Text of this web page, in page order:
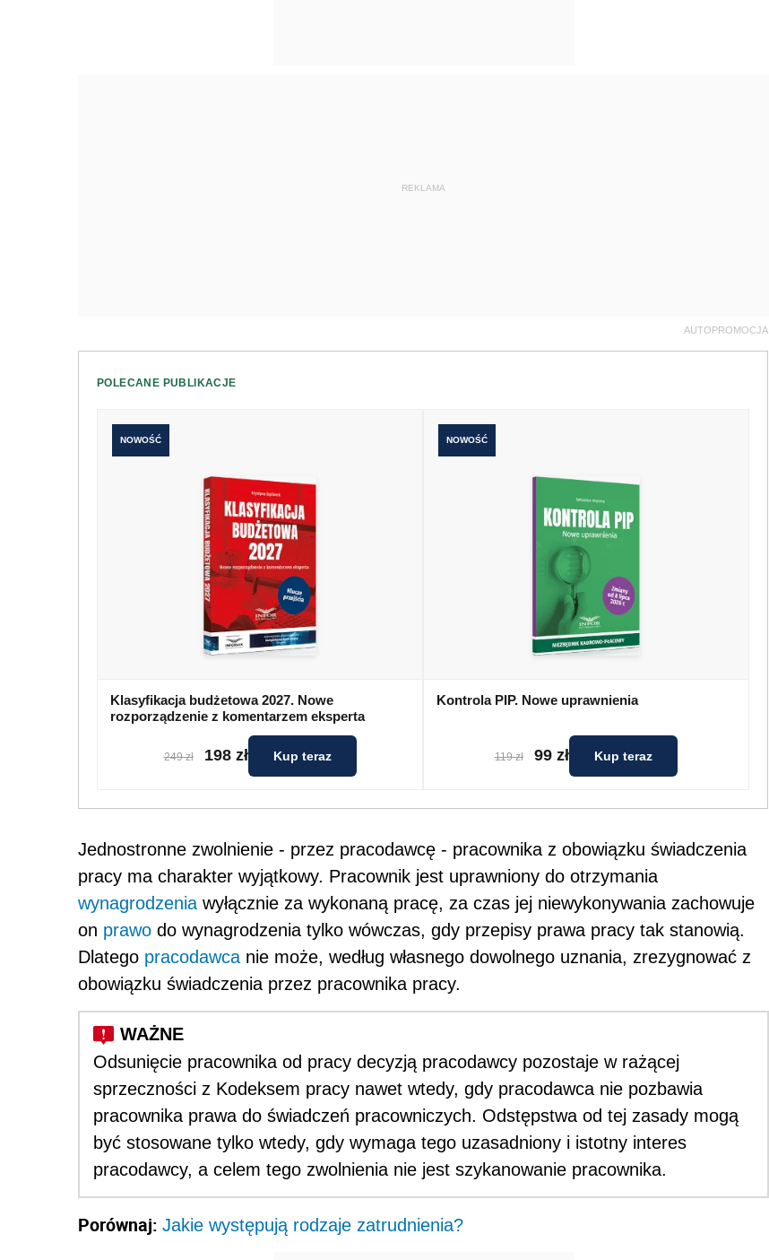
REKLAMA
AUTOPROMOCJA
POLECANE PUBLIKACJE
NOWOŚĆ
Klasyfikacja budżetowa 2027. Nowe
rozporządzenie z komentarzem eksperta
249 zł 198 zł Kup teraz
NOWOŚĆ
Kontrola PIP. Nowe uprawnienia
119 zł 99 zł Kup teraz
Jednostronne zwolnienie - przez pracodawcę - pracownika z obowiązku świadczenia
pracy ma charakter wyjątkowy. Pracownik jest uprawniony do otrzymania
wynagrodzenia wyłącznie za wykonaną pracę, za czas jej niewykonywania zachowuje
on prawo do wynagrodzenia tylko wówczas, gdy przepisy prawa pracy tak stanowią.
Dlatego pracodawca nie może, według własnego dowolnego uznania, zrezygnować z
obowiązku świadczenia przez pracownika pracy.
Odsunięcie pracownika od pracy decyzją pracodawcy pozostaje w rażącej
sprzeczności z Kodeksem pracy nawet wtedy, gdy pracodawca nie pozbawia
pracownika prawa do świadczeń pracowniczych. Odstępstwa od tej zasady mogą
być stosowane tylko wtedy, gdy wymaga tego uzasadniony i istotny interes
pracodawcy, a celem tego zwolnienia nie jest szykanowanie pracownika.
Porównaj: Jakie występują rodzaje zatrudnienia?